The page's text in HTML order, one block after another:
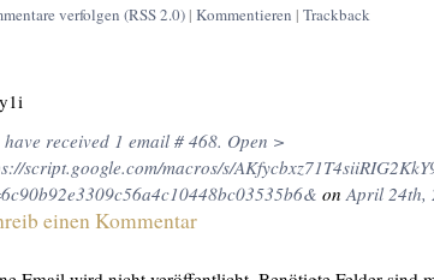
verfolgen (RSS 2.0)| Kommentieren | Trackback
have received 1 email # 468. Open >
script.google.com/macros/s/
onApril 24th,
einen Kommentar